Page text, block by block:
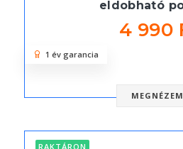
eldobható
4 990
MEGNÉZEM
1 év garancia
RAKTÁRON